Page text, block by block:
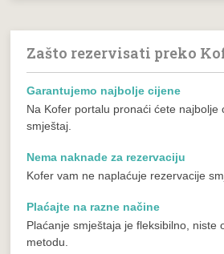
Zašto rezervisati preko
Garantujemo najbolje cijene
Na Kofer portalu pronaći ćete najbolje
smještaj.
Nema naknade za rezervaciju
Kofer vam ne naplaćuje rezervacije
Plaćajte na razne načine
Plaćanje smještaja je fleksibilno, niste
metodu.